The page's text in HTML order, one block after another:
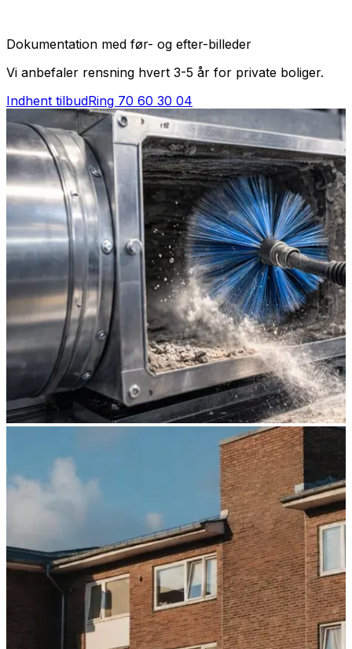
Dokumentation med før- og efter-billeder
Vi anbefaler rensning hvert 3-5 år for private boliger.
Indhent tilbudRing 70 60 30 04